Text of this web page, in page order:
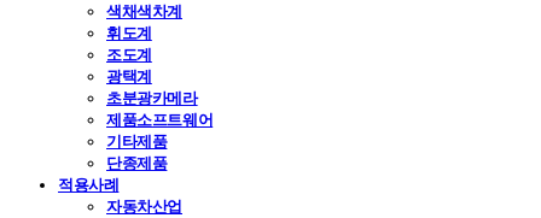
색채색차계
휘도계
조도계
광택계
초분광카메라
제품소프트웨어
기타제품
단종제품
적용사례
자동차산업